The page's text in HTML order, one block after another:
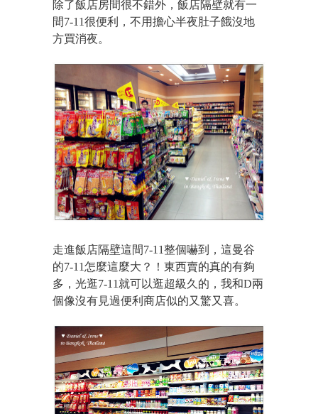
除了飯店房間很不錯外，飯店隔壁就有一
間7-11很便利，不用擔心半夜肚子餓沒地
方買消夜。
走進飯店隔壁這間7-11整個嚇到，這曼谷
的7-11怎麼這麼大？！東西賣的真的有夠
多，光逛7-11就可以逛超級久的，我和D兩
個像沒有見過便利商店似的又驚又喜。